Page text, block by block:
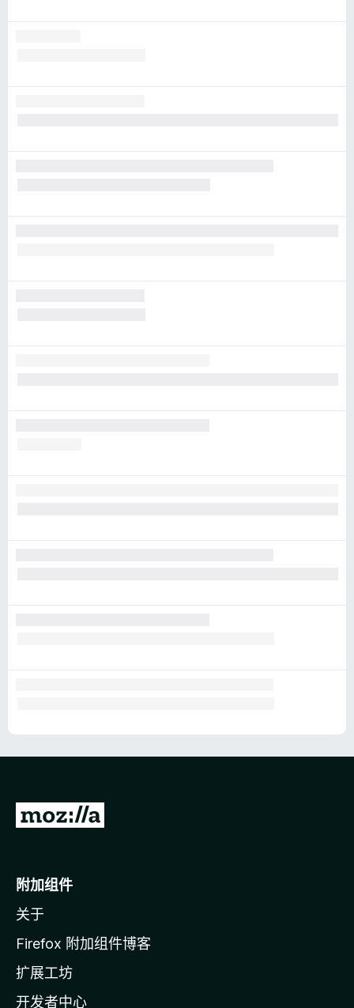
转
o
i
l
a
主
附加组件
关于
Firefox 附加组件博客
扩展工坊
开发者中心